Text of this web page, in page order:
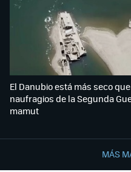
MÁS
El Danubio está más seco
naufragios de la Segunda
mamut